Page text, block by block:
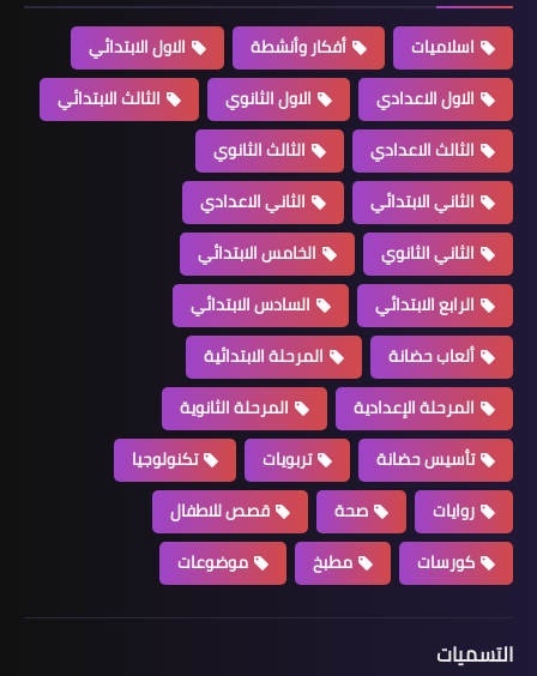
اسلاميات أفكار وأنشطة
الاول الابتدائي
الاول الاعدادي
الاول الثانوي
الثالث الابتدائي
الثالث الاعدادي
الثالث الثانوي
الثاني الابتدائي
الثاني الاعدادي
الثاني الثانوي
الخامس الابتدائي
الرابع الابتدائي
السادس الابتدائي
ألعاب حضانة
المرحلة الابتدائية
المرحلة الإعدادية
المرحلة الثانوية
تأسيس حضانة
تربويات
تكنولوجيا
روايات
صحة
قصص للاطفال
كورسات
مطبخ موضوعات
التسميات